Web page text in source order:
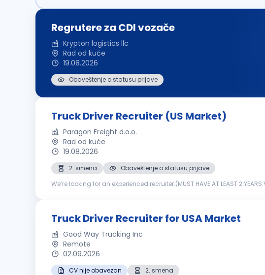
Regrutere za CDl vozače
Krypton logistics llc
Rad od kuće
19.08.2026
Obaveštenje o statusu prijave
Truck Driver Recruiter (US Market)
Paragon Freight d.o.o.
Rad od kuće
19.08.2026
2. smena
Obaveštenje o statusu prijave
We’re looking for an experienced recruiter.(MUST HAVE AT LEAST 2 YEARS VERIFIED
Truck Driver Recruiter for USA Market
Good Way Trucking Inc
Remote
02.09.2026
CV nije obavezan
2. smena